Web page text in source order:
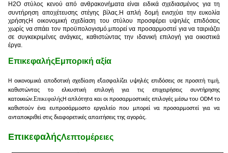
Η2Ο στύλος κενού από ανθρακονήματα είναι ειδικά σχεδιασμένος για τη
συντήρηση αποχέτευσης στέγης βίλας.Η απλή δομή ενισχύει την ευκολία
χρήσηςΗ οικονομική σχεδίαση του στύλου προσφέρει υψηλές επιδόσεις
χωρίς να σπάει τον προϋπολογισμό.μπορεί να προσαρμοστεί για να ταιριάζει
σε συγκεκριμένες ανάγκες, καθιστώντας την ιδανική επιλογή για οικιστικά
έργα.
ΕπικεφαλήςΕμπορική αξία
Η οικονομικά αποδοτική σχεδίαση εξασφαλίζει υψηλές επιδόσεις σε προσιτή τιμή,
καθιστώντας το ελκυστική επιλογή για τις επιχειρήσεις συντήρησης
κατοικιών.ΕπικεφαλήςΗ απλότητα και οι προσαρμοστικές επιλογές μέσω του ODM το
καθιστούν ένα ευπροσάρμοστο εργαλείο που μπορεί να προσαρμοστεί για να
ανταποκριθεί στις διαφορετικές απαιτήσεις της αγοράς.
ΕπικεφαλήςΛεπτομέρειες